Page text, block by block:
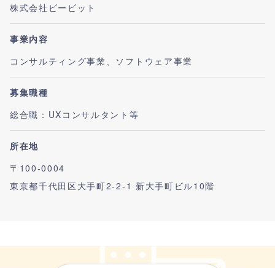
株式会社ビービット
事業内容
コンサルティング事業、ソフトウェア事業
募集職種
総合職：UXコンサルタント等
所在地
〒100-0004
東京都千代田区大手町2-2-1 新大手町ビル10階